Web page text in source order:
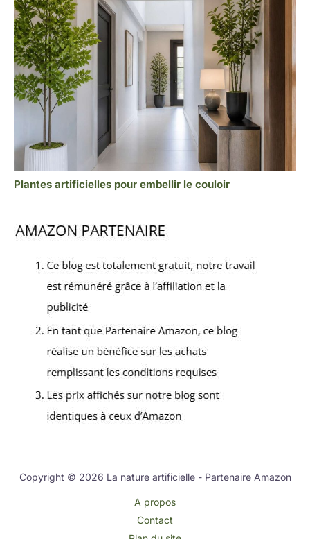
Plantes artificielles pour embellir le couloir
Copyright © 2026 La nature artificielle - Partenaire Amazon
A propos
Contact